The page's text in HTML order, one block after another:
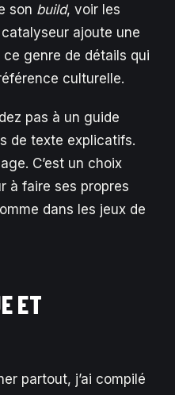
son build, voir les
catalyseur ajoute une
ce genre de détails qui
culturelle.
pas à un guide
de texte explicatifs.
C’est un choix
à faire ses propres
dans les jeux de
ET
partout, j’ai compilé